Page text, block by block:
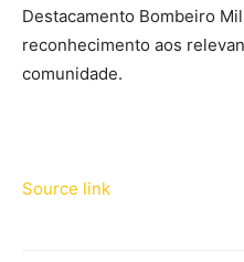
Destacamento Bombeiro
reconhecimento aos
comunidade.
Source link